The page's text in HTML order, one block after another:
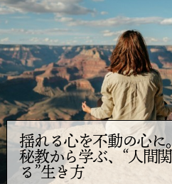
揺れる心を不動の心に
秘教から学ぶ、“人間
る”生き方